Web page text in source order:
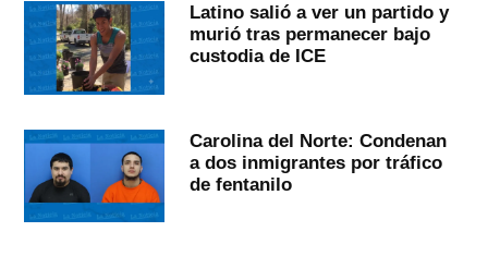
Latino salió a ver un partido y
murió tras permanecer bajo
custodia de ICE
Carolina del Norte: Condenan
a dos inmigrantes por tráfico
de fentanilo